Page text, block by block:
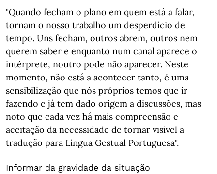
"Quando fecham o plano em quem está a falar,
tornam o nosso trabalho um desperdício de
tempo. Uns fecham, outros abrem, outros nem
querem saber e enquanto num canal aparece o
intérprete, noutro pode não aparecer. Neste
momento, não está a acontecer tanto, é uma
sensibilização que nós próprios temos que ir
fazendo e já tem dado origem a discussões, mas
noto que cada vez há mais compreensão e
aceitação da necessidade de tornar visível a
tradução para Língua Gestual Portuguesa".
Informar da gravidade da situação